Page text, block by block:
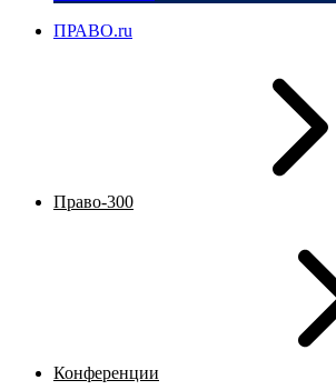
ПРАВО.ru
Право-300
Конференции